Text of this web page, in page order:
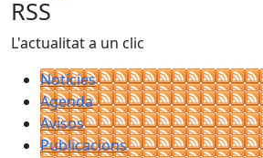
RSS
L'actualitat a un clic
Notícies
Agenda
Avisos
Publicacions